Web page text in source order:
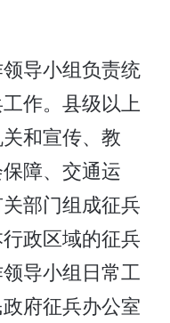
导小组负责统
作。县级以上
和宣传、教
障、交通运
部门组成征兵
政区域的征兵
导小组日常工
府征兵办公室